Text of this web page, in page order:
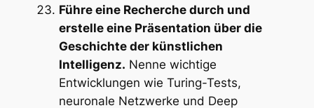
Führe eine Recherche durch und
erstelle eine Präsentation über die
Geschichte der künstlichen
Intelligenz. Nenne wichtige
Entwicklungen wie Turing-Tests,
neuronale Netzwerke und Deep